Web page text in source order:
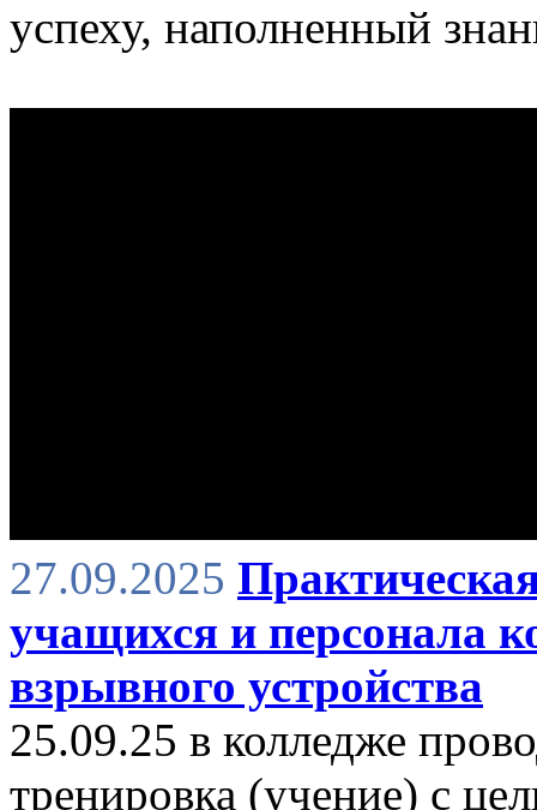
успеху, наполненный
27.09.2025
учащихся и персонала
взрывного устройства
25.09.25 в колледже
тренировка (учение) с